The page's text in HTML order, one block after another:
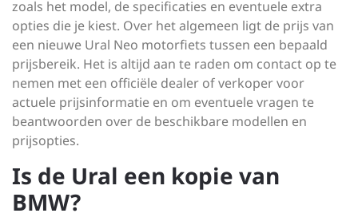
zoals het model, de specificaties en eventuele extra
opties die je kiest. Over het algemeen ligt de prijs van
een nieuwe Ural Neo motorfiets tussen een bepaald
prijsbereik. Het is altijd aan te raden om contact op te
nemen met een officiële dealer of verkoper voor
actuele prijsinformatie en om eventuele vragen te
beantwoorden over de beschikbare modellen en
prijsopties.
Is de Ural een kopie van
BMW?